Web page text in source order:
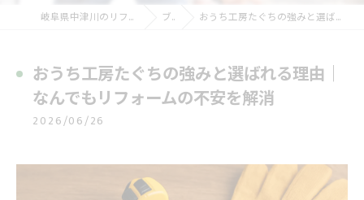
岐阜県中津川のリフォームならおうち工房たぐち ブログ おうち工房たぐちの強みと選ばれる理由｜なんでもリフォームの不安を解消
おうち工房たぐちの強みと選ばれる理由｜
なんでもリフォームの不安を解消
2026/06/26